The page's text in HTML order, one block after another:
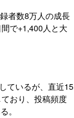
者数8万人の成長
で+1,400人と大
ているが、直近15
おり、投稿頻度
。